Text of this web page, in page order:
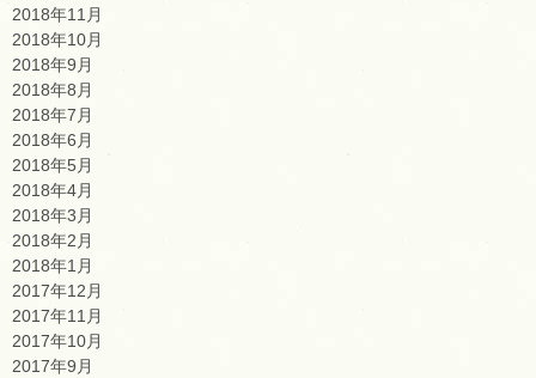
2018年11月
2018年10月
2018年9月
2018年8月
2018年7月
2018年6月
2018年5月
2018年4月
2018年3月
2018年2月
2018年1月
2017年12月
2017年11月
2017年10月
2017年9月